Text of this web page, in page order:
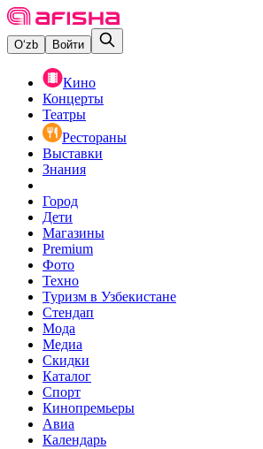
O‘zb Войти
Кино
Концерты
Театры
Рестораны
Выставки
Знания
Город
Дети
Магазины
Premium
Фото
Техно
Туризм в Узбекистане
Стендап
Мода
Медиа
Скидки
Каталог
Спорт
Кинопремьеры
Авиа
Календарь